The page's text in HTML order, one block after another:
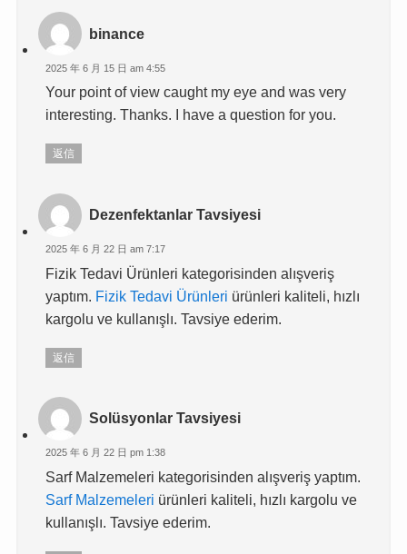
binance
2025 年 6 月 15 日 am 4:55
Your point of view caught my eye and was very
interesting. Thanks. I have a question for you.
返信
Dezenfektanlar Tavsiyesi
2025 年 6 月 22 日 am 7:17
Fizik Tedavi Ürünleri kategorisinden alışveriş
yaptım. Fizik Tedavi Ürünleri ürünleri kaliteli, hızlı
kargolu ve kullanışlı. Tavsiye ederim.
返信
Solüsyonlar Tavsiyesi
2025 年 6 月 22 日 pm 1:38
Sarf Malzemeleri kategorisinden alışveriş yaptım.
Sarf Malzemeleri ürünleri kaliteli, hızlı kargolu ve
kullanışlı. Tavsiye ederim.